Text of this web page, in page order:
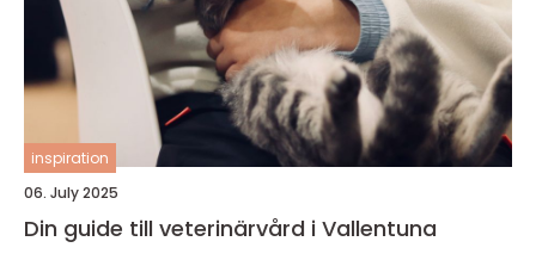
inspiration
06. July 2025
Din guide till veterinärvård i Vallentuna